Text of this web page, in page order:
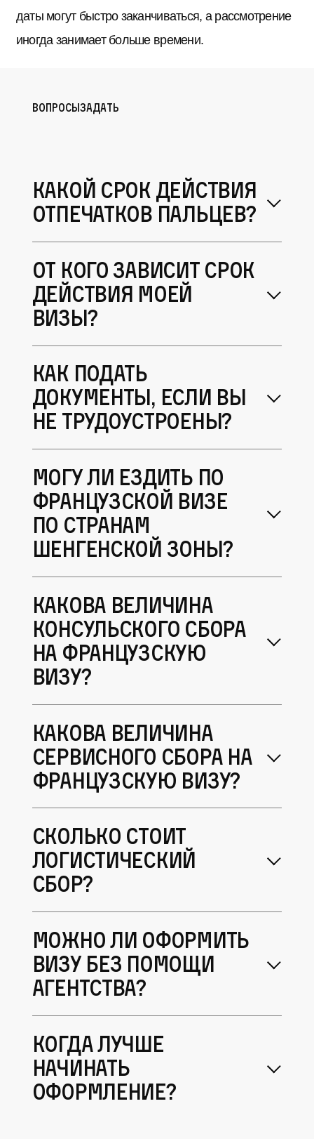
даты могут быстро заканчиваться, а рассмотрение
иногда занимает больше времени.
вопросызадать
Какой срок действия
отпечатков пальцев?
От кого зависит срок
действия моей
визы?
Как подать
документы, если вы
не трудоустроены?
Могу ли ездить по
французской визе
по странам
Шенгенской зоны?
Какова величина
консульского сбора
на французскую
визу?
Какова величина
сервисного сбора на
французскую визу?
Сколько стоит
логистический
сбор?
Можно ли оформить
визу без помощи
агентства?
Когда лучше
начинать
оформление?